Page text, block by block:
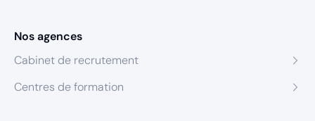
Nos agences
Cabinet de recrutement
Centres de formation